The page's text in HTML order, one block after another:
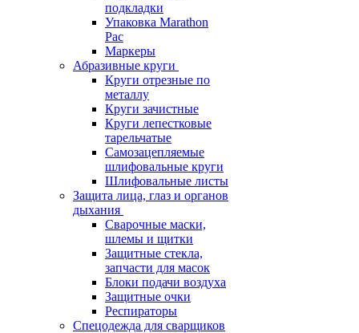
подкладки
Упаковка Marathon
Pac
Маркеры
Абразивные круги
Круги отрезные по
металлу
Круги зачистные
Круги лепестковые
тарельчатые
Самозацепляемые
шлифовальные круги
Шлифовальные листы
Защита лица, глаз и органов
дыхания
Сварочные маски,
шлемы и щитки
Защитные стекла,
запчасти для масок
Блоки подачи воздуха
Защитные очки
Респираторы
Спецодежда для сварщиков